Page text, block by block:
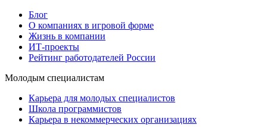
Блог
О компаниях в игровой форме
Жизнь в компании
ИТ-проекты
Рейтинг работодателей России
Молодым специалистам
Карьера для молодых специалистов
Школа программистов
Карьера в некоммерческих организациях